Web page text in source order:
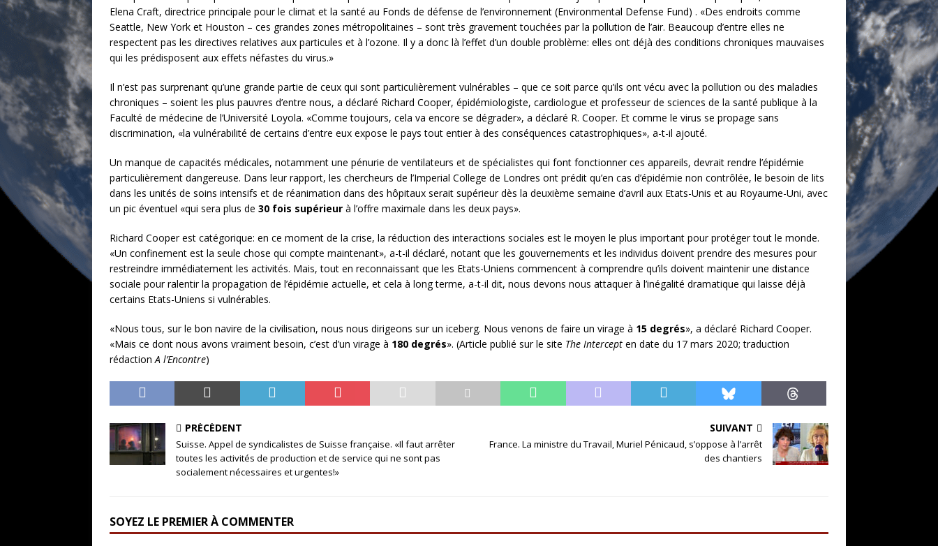
Elena Craft, directrice principale pour le climat et la santé au Fonds de défense de l’environnement (Environmental Defense Fund) . «Des endroits comme
Seattle, New York et Houston – ces grandes zones métropolitaines – sont très gravement touchées par la pollution de l’air. Beaucoup d’entre elles ne
respectent pas les directives relatives aux particules et à l’ozone. Il y a donc là l’effet d’un double problème: elles ont déjà des conditions chroniques mauvaises
qui les prédisposent aux effets néfastes du virus.»
Il n’est pas surprenant qu’une grande partie de ceux qui sont particulièrement vulnérables – que ce soit parce qu’ils ont vécu avec la pollution ou des maladies
chroniques – soient les plus pauvres d’entre nous, a déclaré Richard Cooper, épidémiologiste, cardiologue et professeur de sciences de la santé publique à la
Faculté de médecine de l’Université Loyola. «Comme toujours, cela va encore se dégrader», a déclaré R. Cooper. Et comme le virus se propage sans
discrimination, «la vulnérabilité de certains d’entre eux expose le pays tout entier à des conséquences catastrophiques», a-t-il ajouté.
Un manque de capacités médicales, notamment une pénurie de ventilateurs et de spécialistes qui font fonctionner ces appareils, devrait rendre l’épidémie
particulièrement dangereuse. Dans leur rapport, les chercheurs de l’Imperial College de Londres ont prédit qu’en cas d’épidémie non contrôlée, le besoin de lits
dans les unités de soins intensifs et de réanimation dans des hôpitaux serait supérieur dès la deuxième semaine d’avril aux Etats-Unis et au Royaume-Uni, avec
un pic éventuel «qui sera plus de 30 fois supérieur à l’offre maximale dans les deux pays».
Richard Cooper est catégorique: en ce moment de la crise, la réduction des interactions sociales est le moyen le plus important pour protéger tout le monde.
«Un confinement est la seule chose qui compte maintenant», a-t-il déclaré, notant que les gouvernements et les individus doivent prendre des mesures pour
restreindre immédiatement les activités. Mais, tout en reconnaissant que les Etats-Uniens commencent à comprendre qu’ils doivent maintenir une distance
sociale pour ralentir la propagation de l’épidémie actuelle, et cela à long terme, a-t-il dit, nous devons nous attaquer à l’inégalité dramatique qui laisse déjà
certains Etats-Uniens si vulnérables.
«Nous tous, sur le bon navire de la civilisation, nous nous dirigeons sur un iceberg. Nous venons de faire un virage à 15 degrés», a déclaré Richard Cooper.
«Mais ce dont nous avons vraiment besoin, c’est d’un virage à 180 degrés». (Article publié sur le site The Intercept en date du 17 mars 2020; traduction
rédactionA l’Encontre)
PRÉCÉDENT
Suisse. Appel de syndicalistes de Suisse française. «Il faut arrêter
toutes les activités de production et de service qui ne sont pas
socialement nécessaires et urgentes!»
SUIVANT
France. La ministre du Travail, Muriel Pénicaud, s’oppose à l’arrêt
des chantiers
SOYEZ LE PREMIER À COMMENTER